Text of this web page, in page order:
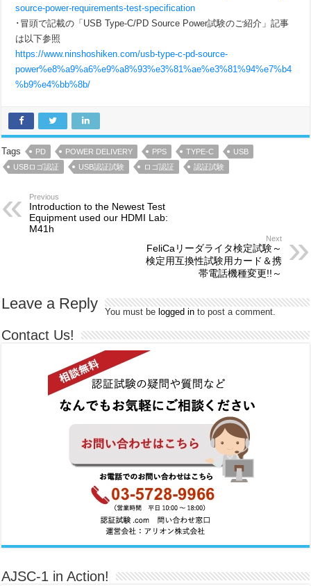
source-power-requirements-test-specification
･冒頭で記載の「USB Type-C/PD Source Power試験のご紹介」記事
は以下参照
https://www.ninshoshiken.com/usb-type-c-pd-source-
power%e8%a9%a6%e9%a8%93%e3%81%ae%e3%81%94%e7%b4
%b9%e4%bb%8b/
Tags PD POWER DELIVERY PPS TYPE-C
USB
USBロゴ認証
USB認証試験 ロゴ認証 認証試験
Previous
Introduction to the Newest Test
Equipment used our HDMI Lab:
M41h
Next
FeliCaリーダライタ検定試験～
検定用互換性試験用カード＆携
帯電話機種変更!!～
Leave a Reply You must be logged in to post a comment.
Contact Us!
AJSC-1 in Action!